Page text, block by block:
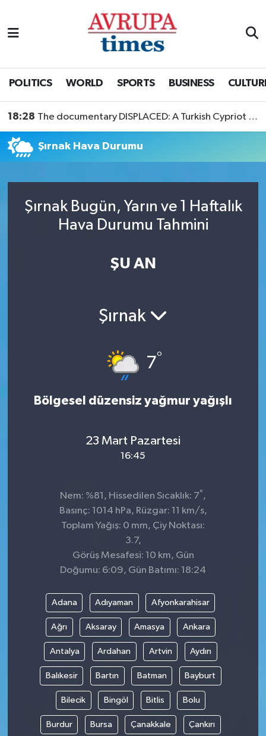
POLITICS WORLD SPORTS BUSINESS
18:28 The documentary DISPLACED: A Turkish Cypriot Story is now available to watch
Şırnak Hava Durumu
Şırnak Bugün, Yarın ve 1 Haftalık
Hava Durumu Tahmini
ŞU AN
Şırnak
7°
Bölgesel düzensiz yağmur yağışlı
23 Mart Pazartesi
16:45
Nem: %81, Hissedilen Sıcaklık: 7° ,
Basınç: 1014 hPa, Rüzgar: 11 km/s,
Toplam Yağış: 0 mm, Çiy Noktası:
3.7,
Görüş Mesafesi: 10 km, Gün
Doğumu: 6:09, Gün Batımı: 18:24
Adana Adıyaman Afyonkarahisar
Ağrı Aksaray Amasya Ankara
Antalya Ardahan Artvin Aydın
Balıkesir Bartın Batman Bayburt
Bilecik Bingöl Bitlis Bolu
Burdur Bursa Çanakkale Çankırı
Nöbetçi Eczaneler
Son Dakika Haberleri